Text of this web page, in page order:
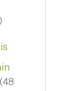
48